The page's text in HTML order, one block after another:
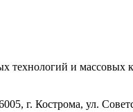
технологий и массовых
г. Кострома, ул.